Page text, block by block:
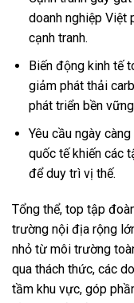
doanh nghiệp Việt
cạnh tranh.
Biến động kinh tế
giảm phát thải
phát triển bền
Yêu cầu ngày
quốc tế khiến các
để duy trì vị thế.
Tổng thể, top tập
trường nội địa rộng
nhỏ từ môi trường
qua thách thức, các
tầm khu vực, góp